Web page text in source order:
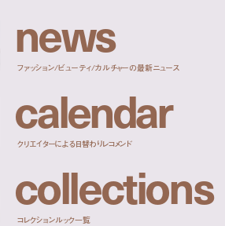
news
ファッション/ビューティ/カルチャーの最新ニュース
calendar
クリエイターによる日替わりレコメンド
collections
コレクションルック一覧